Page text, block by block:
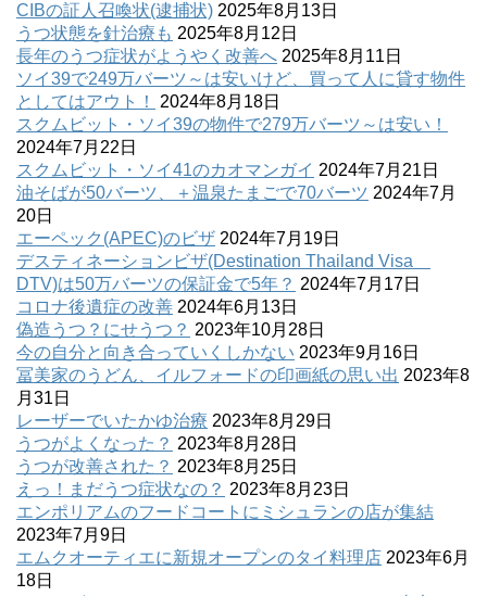
CIBの証人召喚状(逮捕状) 2025年8月13日
うつ状態を針治療も 2025年8月12日
長年のうつ症状がようやく改善へ 2025年8月11日
ソイ39で249万バーツ～は安いけど、買って人に貸す物件
としてはアウト！
2024年8月18日
スクムビット・ソイ39の物件で279万バーツ～は安い！
2024年7月22日
スクムビット・ソイ41のカオマンガイ 2024年7月21日
油そばが50バーツ、＋温泉たまごで70バーツ 2024年7月
20日
エーペック(APEC)のビザ 2024年7月19日
デスティネーションビザ(Destination Thailand Visa
DTV)は50万バーツの保証金で5年？ 2024年7月17日
コロナ後遺症の改善 2024年6月13日
偽造うつ？にせうつ？ 2023年10月28日
今の自分と向き合っていくしかない 2023年9月16日
冨美家のうどん、イルフォードの印画紙の思い出 2023年8
月31日
レーザーでいたかゆ治療 2023年8月29日
うつがよくなった？ 2023年8月28日
うつが改善された？ 2023年8月25日
えっ！まだうつ症状なの？ 2023年8月23日
エンポリアムのフードコートにミシュランの店が集結
2023年7月9日
エムクオーティエに新規オープンのタイ料理店 2023年6月
18日